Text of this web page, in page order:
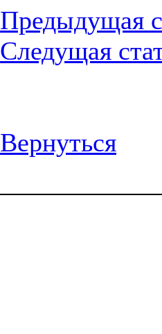
Предыдущая
Следущая
Вернуться